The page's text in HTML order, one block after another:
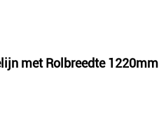
met Rolbreedte 1220mm